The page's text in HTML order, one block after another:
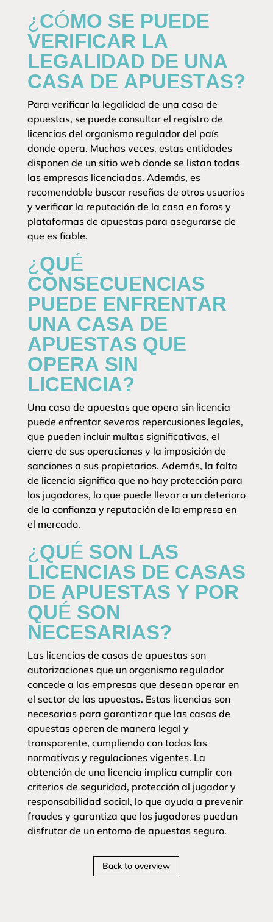
¿CÓMO SE PUEDE
VERIFICAR LA
LEGALIDAD DE UNA
CASA DE APUESTAS?
Para verificar la legalidad de una casa de
apuestas, se puede consultar el registro de
licencias del organismo regulador del país
donde opera. Muchas veces, estas entidades
disponen de un sitio web donde se listan todas
las empresas licenciadas. Además, es
recomendable buscar reseñas de otros usuarios
y verificar la reputación de la casa en foros y
plataformas de apuestas para asegurarse de
que es fiable.
¿QUÉ
CONSECUENCIAS
PUEDE ENFRENTAR
UNA CASA DE
APUESTAS QUE
OPERA SIN
LICENCIA?
Una casa de apuestas que opera sin licencia
puede enfrentar severas repercusiones legales,
que pueden incluir multas significativas, el
cierre de sus operaciones y la imposición de
sanciones a sus propietarios. Además, la falta
de licencia significa que no hay protección para
los jugadores, lo que puede llevar a un deterioro
de la confianza y reputación de la empresa en
el mercado.
¿QUÉ SON LAS
LICENCIAS DE CASAS
DE APUESTAS Y POR
QUÉ SON
NECESARIAS?
Las licencias de casas de apuestas son
autorizaciones que un organismo regulador
concede a las empresas que desean operar en
el sector de las apuestas. Estas licencias son
necesarias para garantizar que las casas de
apuestas operen de manera legal y
transparente, cumpliendo con todas las
normativas y regulaciones vigentes. La
obtención de una licencia implica cumplir con
criterios de seguridad, protección al jugador y
responsabilidad social, lo que ayuda a prevenir
fraudes y garantiza que los jugadores puedan
disfrutar de un entorno de apuestas seguro.
Back to overview